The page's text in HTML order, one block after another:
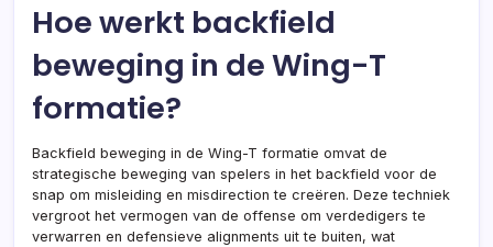
Hoe werkt backfield
beweging in de Wing-T
formatie?
Backfield beweging in de Wing-T formatie omvat de
strategische beweging van spelers in het backfield voor de
snap om misleiding en misdirection te creëren. Deze techniek
vergroot het vermogen van de offense om verdedigers te
verwarren en defensieve alignments uit te buiten, wat